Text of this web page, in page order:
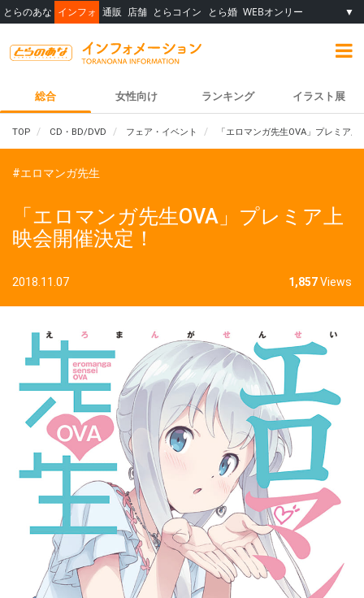
とらのあな インフォ 通販 店舗 とらコイン とら婚 WEBオンリー ▼
総合 女性向け ランキング イラスト展
TOP CD・BD/DVD フェア・イベント 「エロマンガ先生OVA」プレミア
#エロマンガ先生
「エロマンガ先生OVA」プレミア上
映会開催決定！
2018.11.07 1,857Views